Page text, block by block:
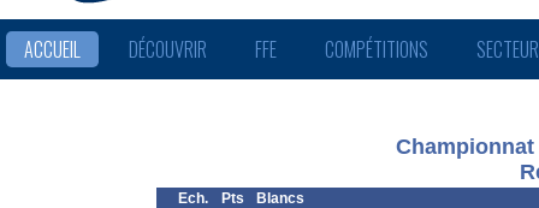
ACCUEIL DÉCOUVRIR FFE COMPÉTITIONS
Ech. Pts
Blancs